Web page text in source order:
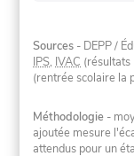
Sources - DEPP /
IPS, IVAC
(rentrée scolaire la
Méthodologie -
ajoutée mesure
attendus pour un